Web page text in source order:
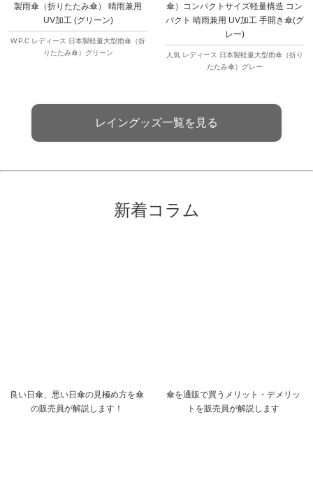
製雨傘（折りたたみ傘） 晴雨兼用
UV加工 (グリーン)
W.P.C レディース 日本製軽量大型雨傘（折
りたたみ傘）グリーン
傘）コンパクトサイズ軽量構造 コン
パクト 晴雨兼用 UV加工 手開き傘(グ
レー)
人気 レディース 日本製軽量大型雨傘（折り
たたみ傘）グレー
レイングッズ一覧を見る
新着コラム
良い日傘、悪い日傘の見極め方を傘
の販売員が解説します！
傘を通販で買うメリット・デメリッ
トを販売員が解説します